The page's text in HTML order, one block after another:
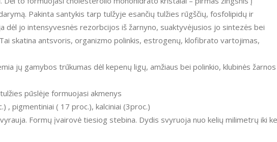
Pakinta santykis tarp tulžyje esančių tulžies rūgščių, fosfolipidų ir
dėl jo intensyvesnės rezorbcijos iš žarnyno, suaktyvėjusios jo sintezės bei
skatina antsvoris, organizmo polinkis, estrogenų, klofibrato vartojimas,
jų gamybos trūkumas dėl kepenų ligų, amžiaus bei polinkio, klubinės žarnos
pūslėje formuojasi akmenys
, pigmentiniai ( 17 proc.), kalciniai (3proc.)
Formų įvairovė tiesiog stebina. Dydis svyruoja nuo kelių milimetrų iki